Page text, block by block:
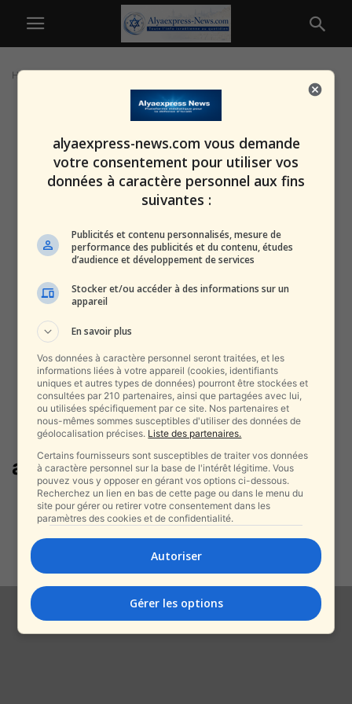
Home
alliance rouge-verte
Le silence de l’Occident face à
l’Iran : quand l’idéologie
protège...
alxprss_sab - 27 janvier 2026
alyaexpress-news.com vous demande
votre consentement pour utiliser vos
données à caractère personnel aux fins
suivantes :
Publicités et contenu personnalisés, mesure de
performance des publicités et du contenu, études
d’audience et développement de services
Stocker et/ou accéder à des informations sur un
appareil
En savoir plus
Vos données à caractère personnel seront traitées, et les
informations liées à votre appareil (cookies, identifiants
uniques et autres types de données) pourront être stockées et
consultées par 210 partenaires, ainsi que partagées avec lui,
ou utilisées spécifiquement par ce site. Nos partenaires et
nous-mêmes sommes susceptibles d'utiliser des données de
géolocalisation précises. Liste des partenaires.
Certains fournisseurs sont susceptibles de traiter vos données
à caractère personnel sur la base de l'intérêt légitime. Vous
pouvez vous y opposer en gérant vos options ci-dessous.
Recherchez un lien en bas de cette page ou dans le menu du
site pour gérer ou retirer votre consentement dans les
paramètres des cookies et de confidentialité.
Autoriser
Gérer les options